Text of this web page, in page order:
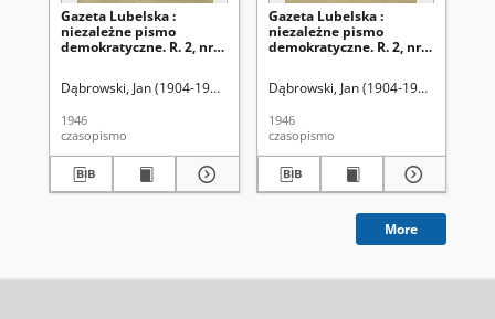
Gazeta Lubelska :
niezależne pismo
demokratyczne. R. 2, nr
Dąbrowski, Jan (1904-1964). Red
1946
czasopismo
Gazeta Lubelska :
niezależne pismo
demokratyczne. R. 2, nr
Dąbrowski, Jan (1904-1964). Red
1946
czasopismo
More